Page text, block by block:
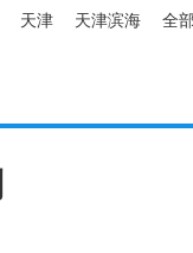
天津 天津滨海 全